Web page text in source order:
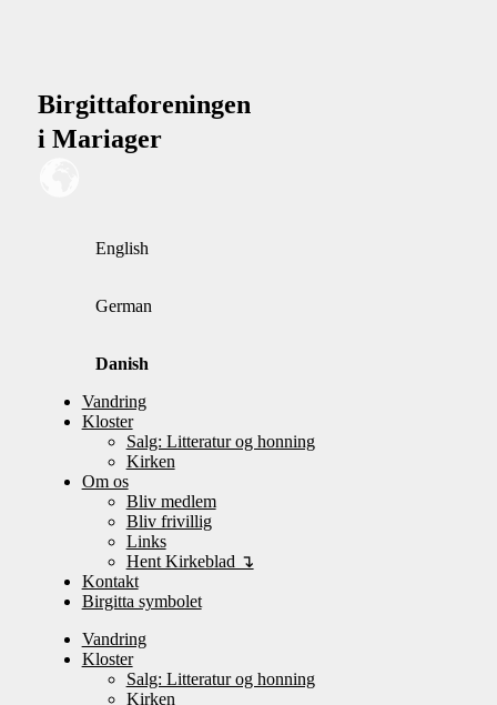
Birgittaforeningen
i Mariager
English
German
Danish
Vandring
Kloster
Salg: Litteratur og honning
Kirken
Om os
Bliv medlem
Bliv frivillig
Links
Hent Kirkeblad ↴
Kontakt
Birgitta symbolet
Vandring
Kloster
Salg: Litteratur og honning
Kirken